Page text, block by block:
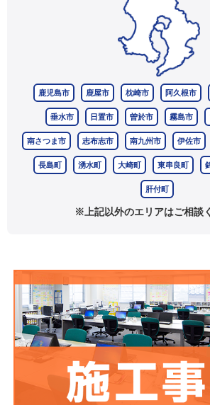
鹿児島市 鹿屋市 枕崎市 阿久根市
垂水市 日置市 曽於市 霧島市
南さつま市 志布志市 南九州市 伊佐市
長島町 湧水町 大崎町 東串良町
肝付町
※上記以外のエリアはご相談